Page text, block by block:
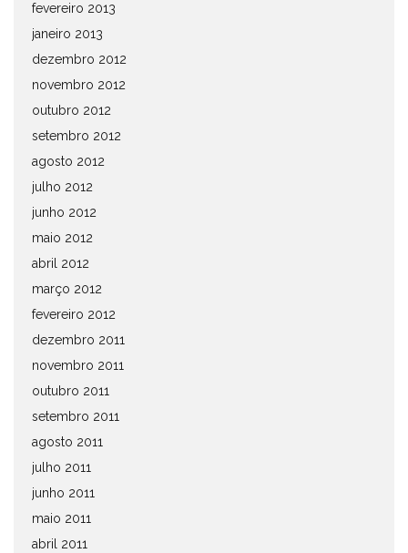
fevereiro 2013
janeiro 2013
dezembro 2012
novembro 2012
outubro 2012
setembro 2012
agosto 2012
julho 2012
junho 2012
maio 2012
abril 2012
março 2012
fevereiro 2012
dezembro 2011
novembro 2011
outubro 2011
setembro 2011
agosto 2011
julho 2011
junho 2011
maio 2011
abril 2011